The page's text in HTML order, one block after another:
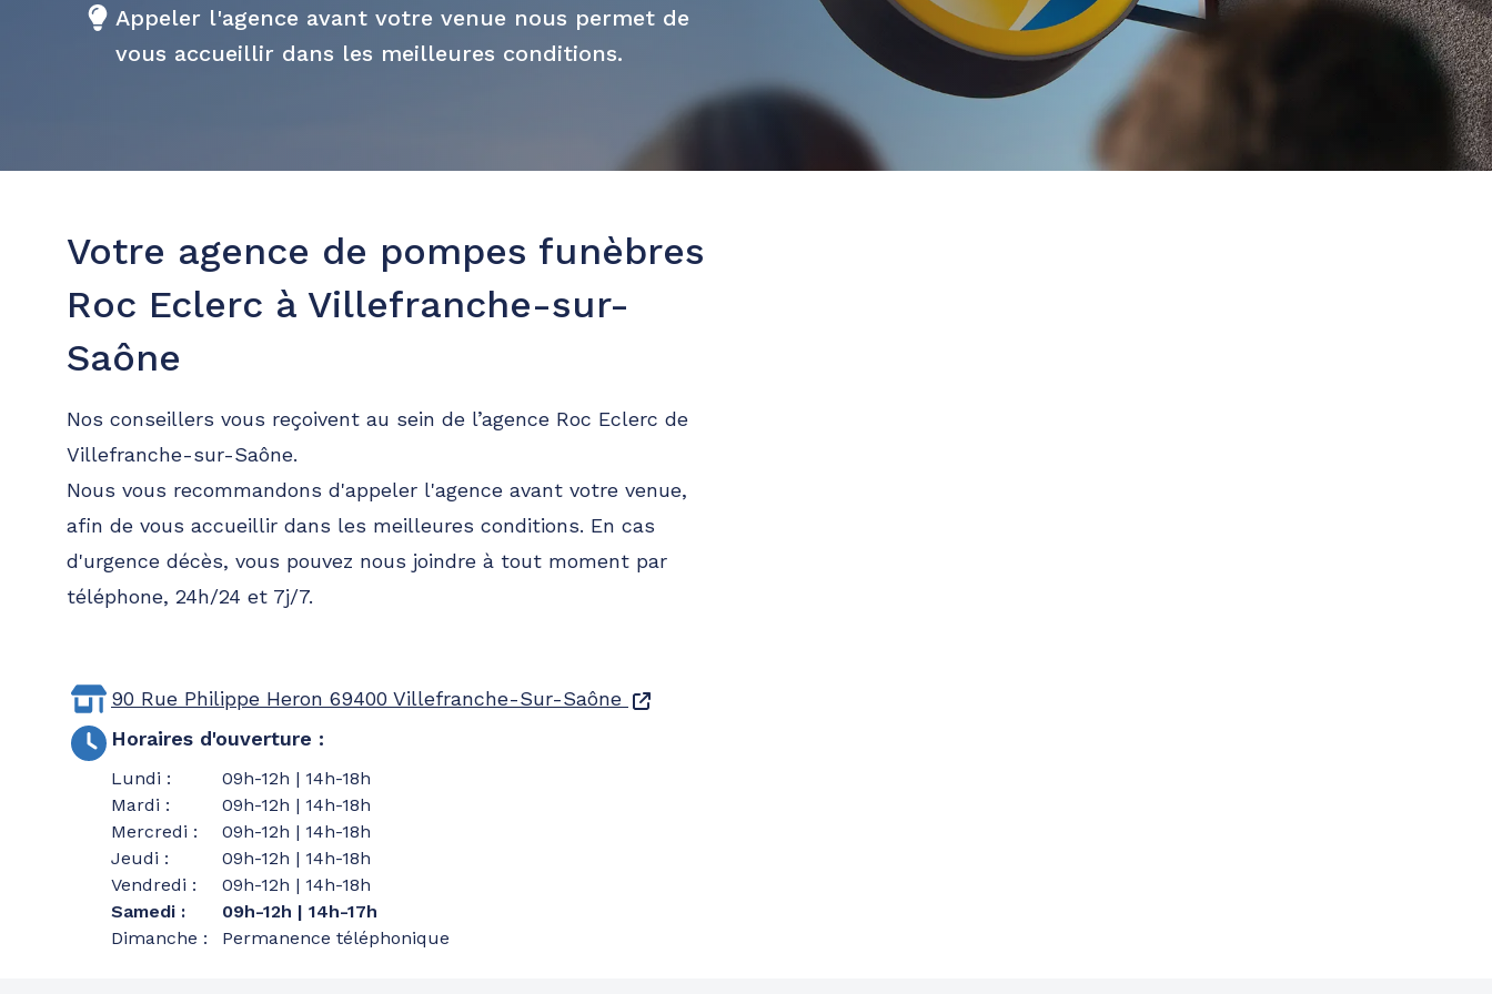
Appeler l'agence avant votre venue nous permet de
vous accueillir dans les meilleures conditions.
Votre agence de pompes funèbres
Roc Eclerc à Villefranche-sur-
Saône
Nos conseillers vous reçoivent au sein de l’agence Roc Eclerc de
Villefranche-sur-Saône.
Nous vous recommandons d'appeler l'agence avant votre venue,
afin de vous accueillir dans les meilleures conditions. En cas
d'urgence décès, vous pouvez nous joindre à tout moment par
téléphone, 24h/24 et 7j/7.
90 Rue Philippe Heron 69400 Villefranche-Sur-Saône
Horaires d'ouverture :
Lundi :
09h-12h | 14h-18h
Mardi :
09h-12h | 14h-18h
Mercredi :
09h-12h | 14h-18h
Jeudi :
09h-12h | 14h-18h
Vendredi :
09h-12h | 14h-18h
Samedi :
09h-12h | 14h-17h
Dimanche : Permanence téléphonique